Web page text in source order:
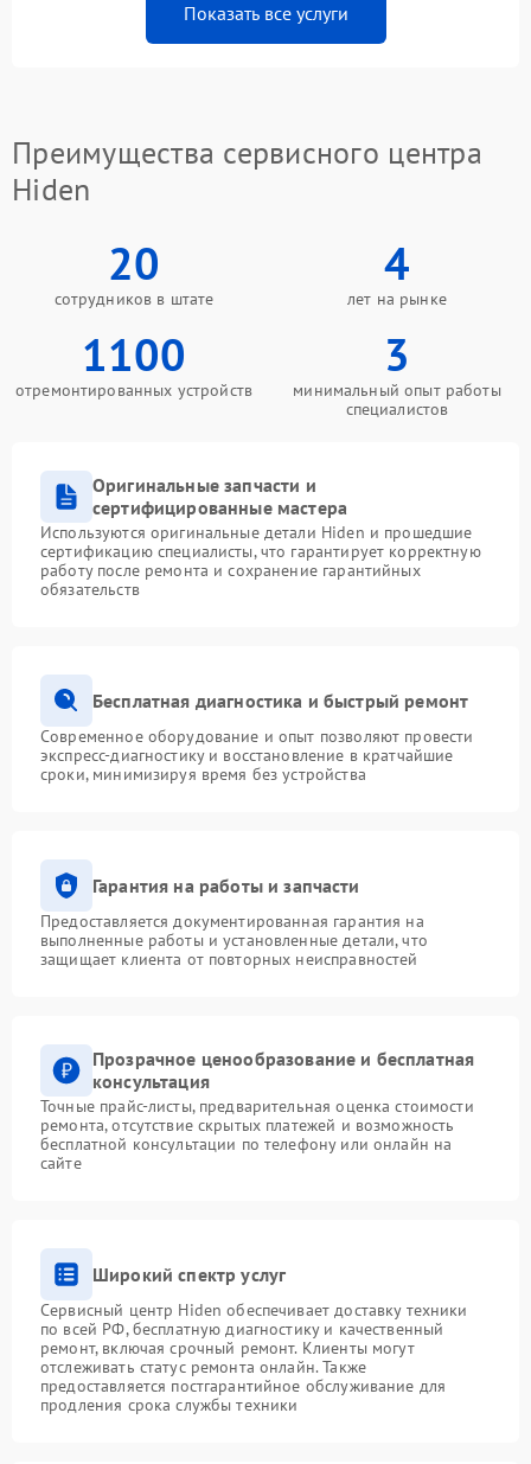
Показать все услуги
Преимущества сервисного центра
Hiden
20
сотрудников в штате
4
лет на рынке
1100
отремонтированных устройств
3
минимальный опыт работы
специалистов
Оригинальные запчасти и
сертифицированные мастера
Используются оригинальные детали Hiden и прошедшие
сертификацию специалисты, что гарантирует корректную
работу после ремонта и сохранение гарантийных
обязательств
Бесплатная диагностика и быстрый ремонт
Современное оборудование и опыт позволяют провести
экспресс-диагностику и восстановление в кратчайшие
сроки, минимизируя время без устройства
Гарантия на работы и запчасти
Предоставляется документированная гарантия на
выполненные работы и установленные детали, что
защищает клиента от повторных неисправностей
Прозрачное ценообразование и бесплатная
консультация
Точные прайс-листы, предварительная оценка стоимости
ремонта, отсутствие скрытых платежей и возможность
бесплатной консультации по телефону или онлайн на
сайте
Широкий спектр услуг
Сервисный центр Hiden обеспечивает доставку техники
по всей РФ, бесплатную диагностику и качественный
ремонт, включая срочный ремонт. Клиенты могут
отслеживать статус ремонта онлайн. Также
предоставляется постгарантийное обслуживание для
продления срока службы техники